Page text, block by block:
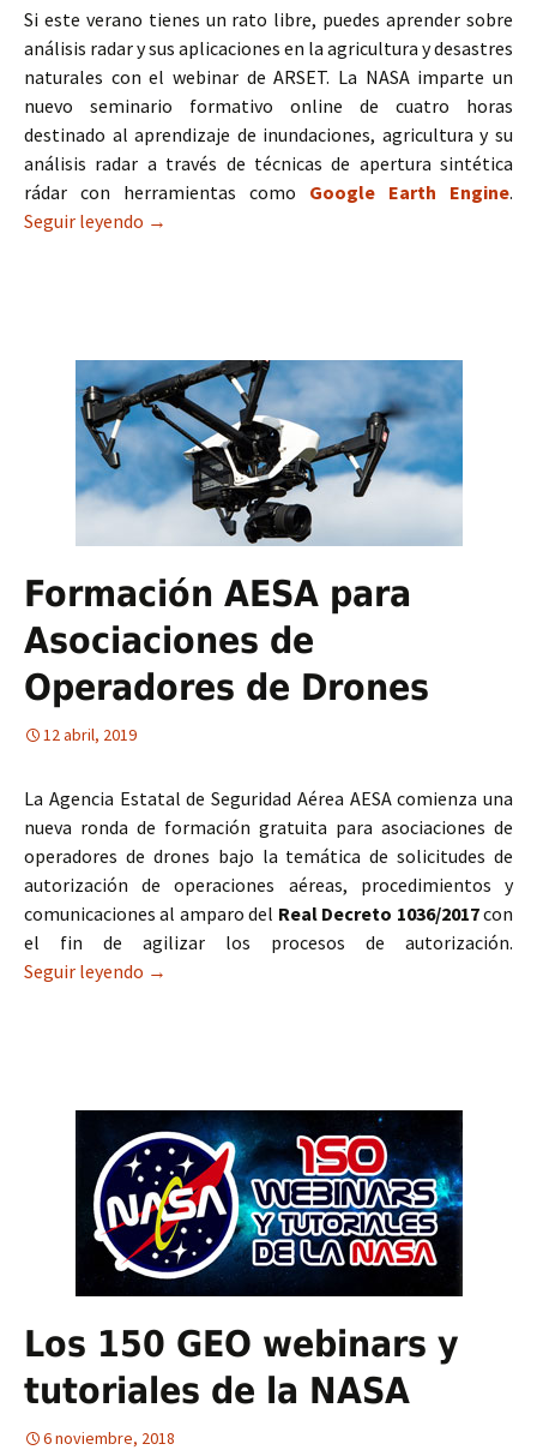
Si este verano tienes un rato libre, puedes aprender sobre
análisis radar y sus aplicaciones en la agricultura y desastres
naturales con el webinar de ARSET. La NASA imparte un
nuevo seminario formativo online de cuatro horas
destinado al aprendizaje de inundaciones, agricultura y su
análisis radar a través de técnicas de apertura sintética
rádar con herramientas como Google Earth Engine.
Seguir leyendo Seminario de análisis radar en aplicaciones de
→
Formación AESA para
Asociaciones de
Operadores de Drones
12 abril, 2019
La Agencia Estatal de Seguridad Aérea AESA comienza una
nueva ronda de formación gratuita para asociaciones de
operadores de drones bajo la temática de solicitudes de
autorización de operaciones aéreas, procedimientos y
comunicaciones al amparo del Real Decreto 1036/2017con
el fin de agilizar los procesos de autorización.
Seguir leyendo Formación AESA para Asociaciones de
→
Los 150 GEO webinars y
tutoriales de la NASA
6 noviembre, 2018